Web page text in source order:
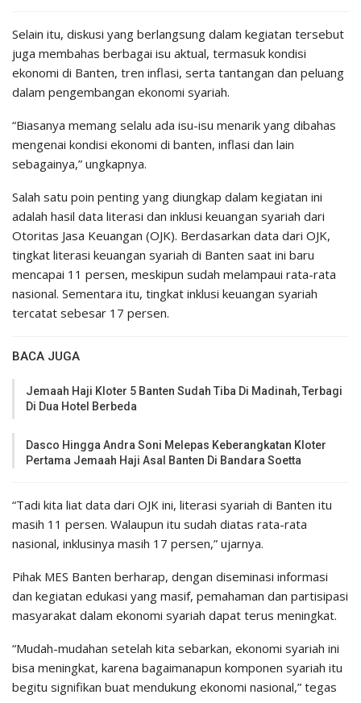
Selain itu, diskusi yang berlangsung dalam kegiatan tersebut
juga membahas berbagai isu aktual, termasuk kondisi
ekonomi di Banten, tren inflasi, serta tantangan dan peluang
dalam pengembangan ekonomi syariah.
“Biasanya memang selalu ada isu-isu menarik yang dibahas
mengenai kondisi ekonomi di banten, inflasi dan lain
sebagainya,” ungkapnya.
Salah satu poin penting yang diungkap dalam kegiatan ini
adalah hasil data literasi dan inklusi keuangan syariah dari
Otoritas Jasa Keuangan (OJK). Berdasarkan data dari OJK,
tingkat literasi keuangan syariah di Banten saat ini baru
mencapai 11 persen, meskipun sudah melampaui rata-rata
nasional. Sementara itu, tingkat inklusi keuangan syariah
tercatat sebesar 17 persen.
BACA JUGA
Jemaah Haji Kloter 5 Banten Sudah Tiba Di Madinah, Terbagi
Di Dua Hotel Berbeda
Dasco Hingga Andra Soni Melepas Keberangkatan Kloter
Pertama Jemaah Haji Asal Banten Di Bandara Soetta
“Tadi kita liat data dari OJK ini, literasi syariah di Banten itu
masih 11 persen. Walaupun itu sudah diatas rata-rata
nasional, inklusinya masih 17 persen,” ujarnya.
Pihak MES Banten berharap, dengan diseminasi informasi
dan kegiatan edukasi yang masif, pemahaman dan partisipasi
masyarakat dalam ekonomi syariah dapat terus meningkat.
“Mudah-mudahan setelah kita sebarkan, ekonomi syariah ini
bisa meningkat, karena bagaimanapun komponen syariah itu
begitu signifikan buat mendukung ekonomi nasional,” tegas